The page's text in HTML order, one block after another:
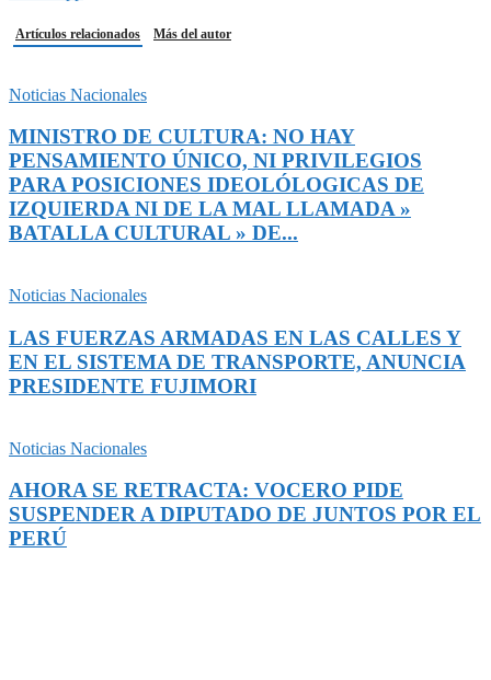
Artículos relacionados Más del autor
Noticias Nacionales
MINISTRO DE CULTURA: NO HAY
PENSAMIENTO ÚNICO, NI PRIVILEGIOS
PARA POSICIONES IDEOLÓLOGICAS DE
IZQUIERDA NI DE LA MAL LLAMADA »
BATALLA CULTURAL » DE...
Noticias Nacionales
LAS FUERZAS ARMADAS EN LAS CALLES Y
EN EL SISTEMA DE TRANSPORTE, ANUNCIA
PRESIDENTE FUJIMORI
Noticias Nacionales
AHORA SE RETRACTA: VOCERO PIDE
SUSPENDER A DIPUTADO DE JUNTOS POR EL
PERÚ